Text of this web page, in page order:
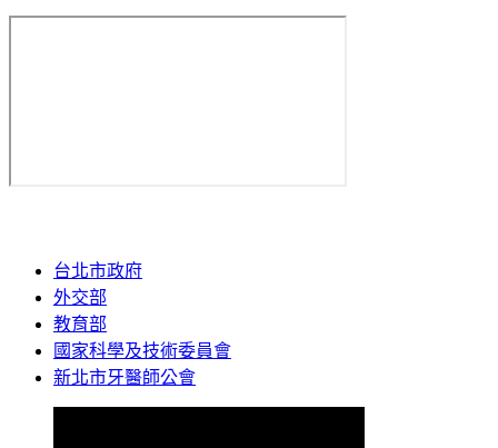
台北市政府
外交部
教育部
國家科學及技術委員會
新北市牙醫師公會